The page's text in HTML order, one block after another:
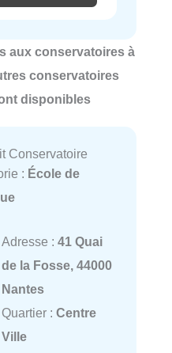
aux conservatoires à
conservatoires
disponibles
Conservatoire
: École de
Adresse : 41 Quai
de la Fosse, 44000
Nantes
Quartier : Centre
Ville